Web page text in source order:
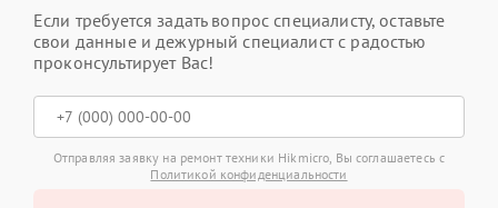
Если требуется задать вопрос специалисту, оставьте
свои данные и дежурный специалист с радостью
проконсультирует Вас!
Отправляя заявку на ремонт техники Hikmicro, Вы соглашаетесь с
Политикой конфиденциальности